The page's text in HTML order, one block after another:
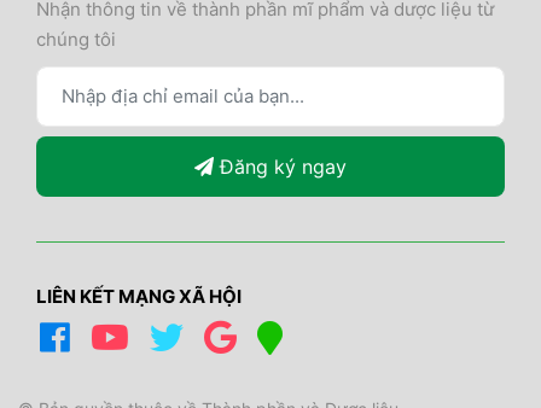
Nhận thông tin về thành phần mĩ phẩm và dược liệu từ
chúng tôi
Đăng ký ngay
LIÊN KẾT MẠNG XÃ HỘI